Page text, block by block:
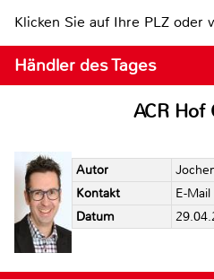
Klicken Sie auf Ihre PLZ oder
Händler des Tages
ACR Hof
Autor
Kontakt
E-Mail
Datum